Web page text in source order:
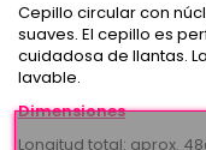
Cepillo circular con
suaves. El cepillo es
cuidadosa de llantas.
lavable.
Dimensiones
Longitud total: aprox.